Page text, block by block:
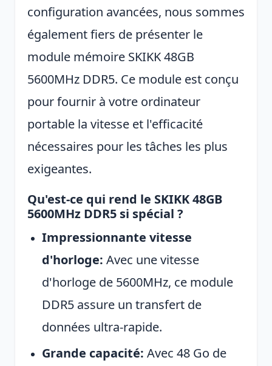
configuration avancées, nous sommes
également fiers de présenter le
module mémoire SKIKK 48GB
5600MHz DDR5. Ce module est conçu
pour fournir à votre ordinateur
portable la vitesse et l'efficacité
nécessaires pour les tâches les plus
exigeantes.
Qu'est-ce qui rend le SKIKK 48GB
5600MHz DDR5 si spécial ?
Impressionnante vitesse
d'horloge: Avec une vitesse
d'horloge de 5600MHz, ce module
DDR5 assure un transfert de
données ultra-rapide.
Grande capacité: Avec 48 Go de